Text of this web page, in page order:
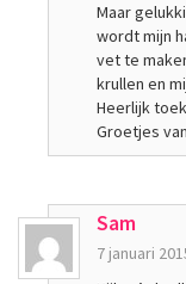
Maar
wordt mijn
vet te
krullen en
Heerlijk
Groetjes
Sam
7 januari